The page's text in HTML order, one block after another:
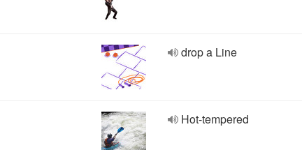
drop a Line
Hot-tempered